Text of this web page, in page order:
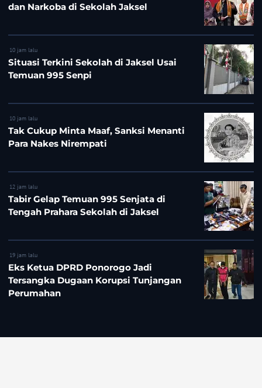
dan Narkoba di Sekolah Jaksel
10 jam lalu
Situasi Terkini Sekolah di Jaksel Usai
Temuan 995 Senpi
10 jam lalu
Tak Cukup Minta Maaf, Sanksi Menanti
Para Nakes Nirempati
12 jam lalu
Tabir Gelap Temuan 995 Senjata di
Tengah Prahara Sekolah di Jaksel
19 jam lalu
Eks Ketua DPRD Ponorogo Jadi
Tersangka Dugaan Korupsi Tunjangan
Perumahan